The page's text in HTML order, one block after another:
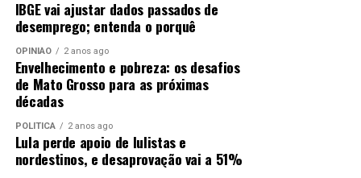
IBGE vai ajustar dados passados de
desemprego; entenda o porquê
OPINIÃO 2 anos ago
Envelhecimento e pobreza: os desafios
de Mato Grosso para as próximas
décadas
POLÍTICA 2 anos ago
Lula perde apoio de lulistas e
nordestinos, e desaprovação vai a 51%